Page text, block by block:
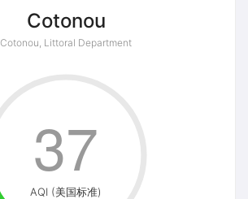
Cotonou
Cotonou, Littoral Department
AQI (美国标准)
37